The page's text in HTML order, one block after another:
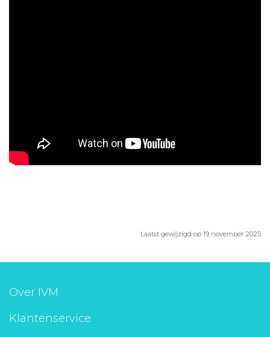
Laatst gewijzigd op 19 november 2025
Over IVM
Klantenservice